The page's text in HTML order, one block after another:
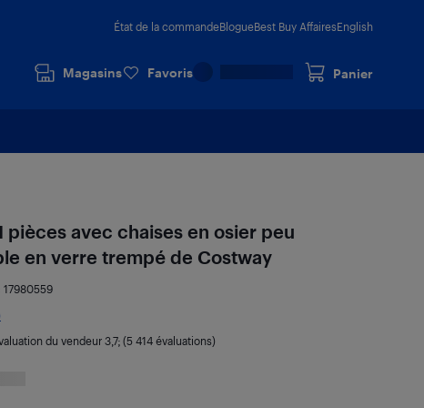
État de la commandeBlogueBest Buy AffairesEnglish
Magasins Favoris Panier
pièces avec chaises en osier peu
en verre trempé de Costway
17980559
du vendeur 3,7; (5 414 évaluations)